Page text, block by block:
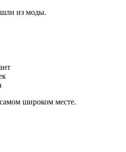
из моды.
широком месте.